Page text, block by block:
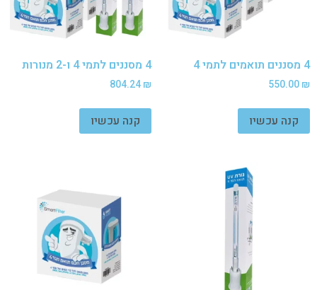
4 מסננים תואמים לתמי 4
550.00 ₪
קנה עכשיו
4 מסננים לתמי 4 ו-2 מנורות
804.24 ₪
קנה עכשיו